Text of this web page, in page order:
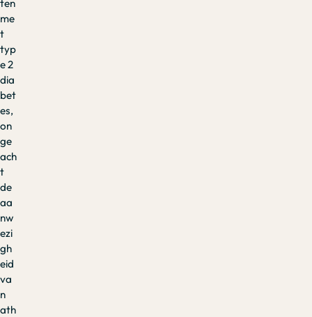
ten
me
t
typ
e 2
dia
bet
es,
on
ge
ach
t
de
aa
nw
ezi
gh
eid
va
n
ath